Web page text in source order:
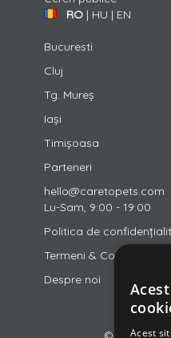
RO | HU | EN
Bucuresti
Cluj
Tg. Mureș
Iași
Timișoasa
Parteneri
hello@caretopets.com
Lu-Sam, 9:00 - 19:00
Politica de
Termeni & Conditii
Despre noi
Acest